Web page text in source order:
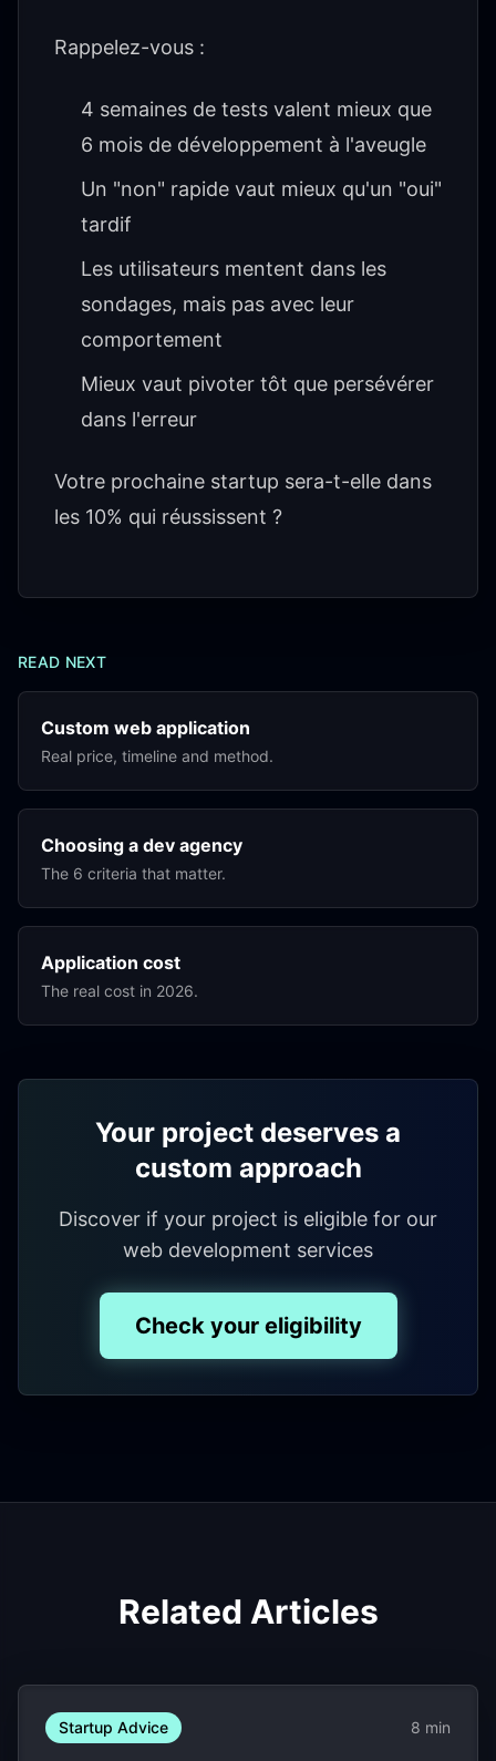
Rappelez-vous :
4 semaines de tests valent mieux que
6 mois de développement à l'aveugle
Un "non" rapide vaut mieux qu'un "oui"
tardif
Les utilisateurs mentent dans les
sondages, mais pas avec leur
comportement
Mieux vaut pivoter tôt que persévérer
dans l'erreur
Votre prochaine startup sera-t-elle dans
les 10% qui réussissent ?
READ NEXT
Custom web application
Real price, timeline and method.
Choosing a dev agency
The 6 criteria that matter.
Application cost
The real cost in 2026.
Your project deserves a
custom approach
Discover if your project is eligible for our
web development services
Check your eligibility
Related Articles
Startup Advice 8 min